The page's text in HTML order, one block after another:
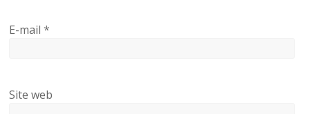
E-mail*
Site web